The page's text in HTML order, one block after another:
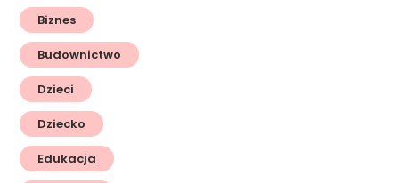
Biznes
Budownictwo
Dzieci
Dziecko
Edukacja